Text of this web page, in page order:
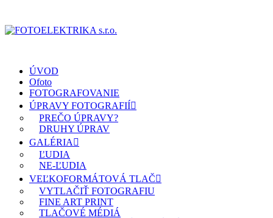
ÚVOD
Ofoto
FOTOGRAFOVANIE
ÚPRAVY FOTOGRAFIÍ
PREČO ÚPRAVY?
DRUHY ÚPRAV
GALÉRIA
ĽUDIA
NE-ĽUDIA
VEĽKOFORMÁTOVÁ TLAČ
VYTLAČIŤ FOTOGRAFIU
FINE ART PRINT
TLAČOVÉ MÉDIÁ